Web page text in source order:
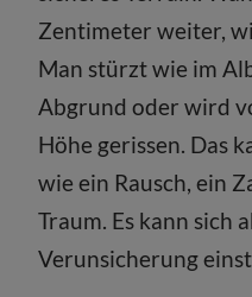
Zentimeter weiter,
Man stürzt wie im
Abgrund oder wird
Höhe gerissen. Das
wie ein Rausch, ein
Traum. Es kann sich
Verunsicherung